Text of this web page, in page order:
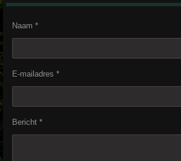
Naam *
E-mailadres *
Bericht *